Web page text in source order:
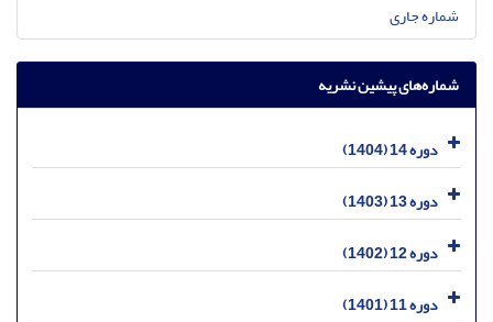
شماره جاری
شماره‌های پیشین نشریه
دوره 14 (1404)
دوره 13 (1403)
دوره 12 (1402)
دوره 11 (1401)